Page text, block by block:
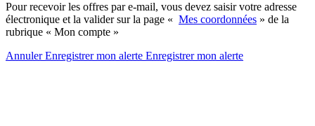
Pour recevoir les offres par e-mail, vous devez saisir votre adresse
électronique et la valider sur la page « Mes coordonnées » de la
rubrique « Mon compte »
AnnulerEnregistrer mon alerte Enregistrermon alerte